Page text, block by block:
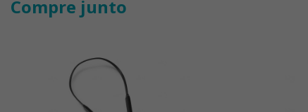
Compre junto